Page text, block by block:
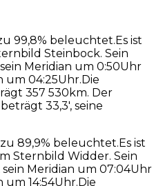
99,8% beleuchtet.Es ist
Steinbock. Sein
Meridian um 0:50Uhr
04:25Uhr.Die
357 530km. Der
33,3′, seine
89,9% beleuchtet.Es ist
Sternbild Widder. Sein
Meridian um 07:04Uhr
14:54Uhr.Die